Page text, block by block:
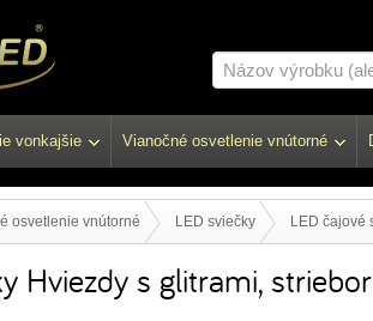
vonkajšie Vianočné osvetlenie vnútorné
osvetlenie vnútorné LED sviečky LED čajové
Hviezdy s glitrami,